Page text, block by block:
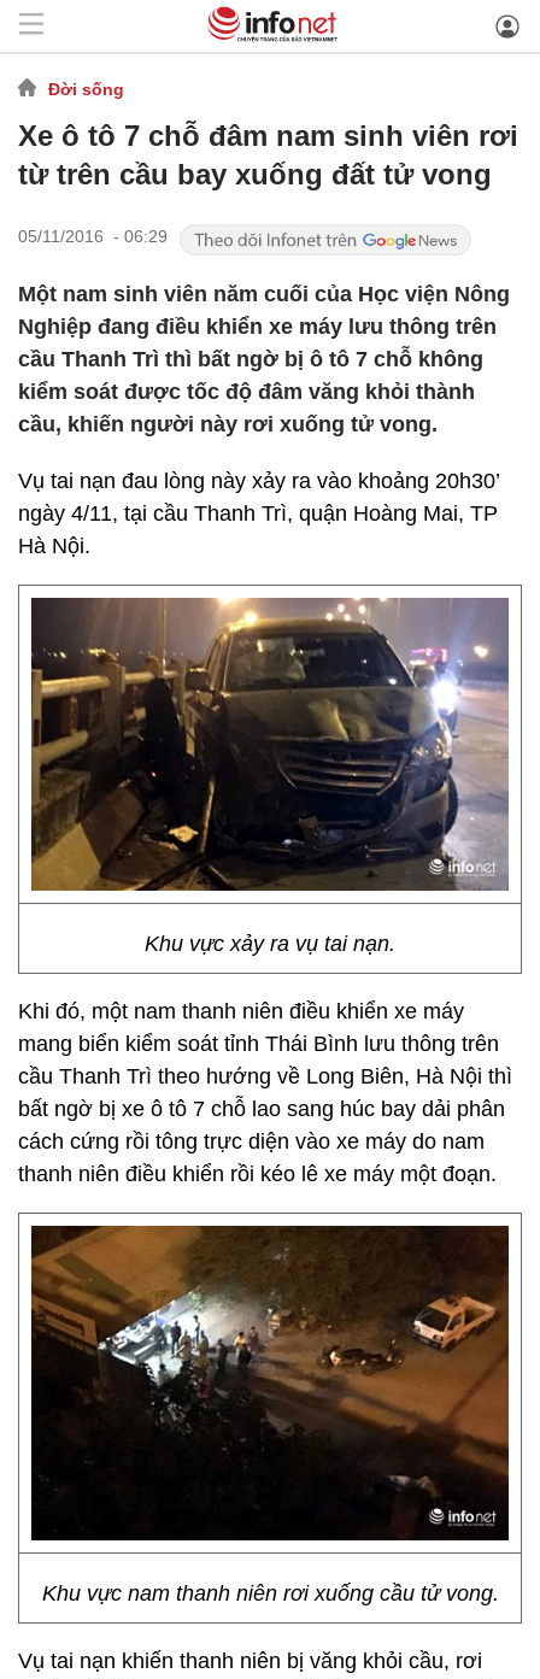
Đời sống
Xe ô tô 7 chỗ đâm nam sinh viên rơi
từ trên cầu bay xuống đất tử vong
05/11/2016 - 06:29
Một nam sinh viên năm cuối của Học viện Nông
Nghiệp đang điều khiển xe máy lưu thông trên
cầu Thanh Trì thì bất ngờ bị ô tô 7 chỗ không
kiểm soát được tốc độ đâm văng khỏi thành
cầu, khiến người này rơi xuống tử vong.
Vụ tai nạn đau lòng này xảy ra vào khoảng 20h30’
ngày 4/11, tại cầu Thanh Trì, quận Hoàng Mai, TP
Hà Nội.
Khu vực xảy ra vụ tai nạn.
Khi đó, một nam thanh niên điều khiển xe máy
mang biển kiểm soát tỉnh Thái Bình lưu thông trên
cầu Thanh Trì theo hướng về Long Biên, Hà Nội thì
bất ngờ bị xe ô tô 7 chỗ lao sang húc bay dải phân
cách cứng rồi tông trực diện vào xe máy do nam
thanh niên điều khiển rồi kéo lê xe máy một đoạn.
Khu vực nam thanh niên rơi xuống cầu tử vong.
Vụ tai nạn khiến thanh niên bị văng khỏi cầu, rơi